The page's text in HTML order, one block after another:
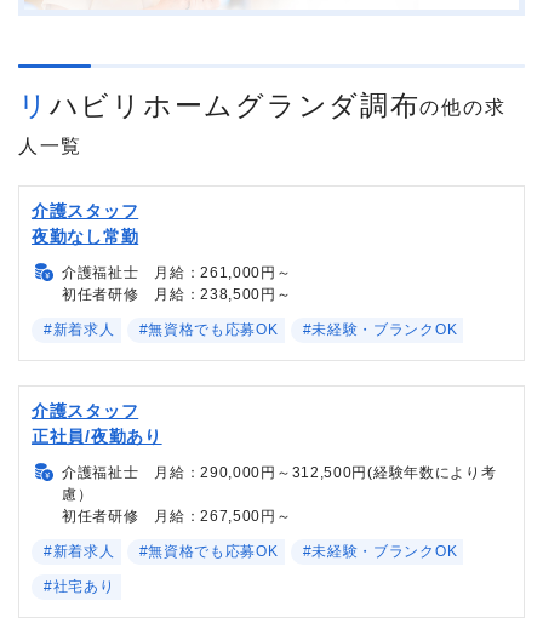
リハビリホームグランダ調布の他の求
人一覧
介護スタッフ
夜勤なし常勤
介護福祉士 月給：261,000円～
初任者研修 月給：238,500円～
#新着求人 #無資格でも応募OK #未経験・ブランクOK
介護スタッフ
正社員/夜勤あり
介護福祉士 月給：290,000円～312,500円(経験年数により考
慮）
初任者研修 月給：267,500円～
#新着求人 #無資格でも応募OK #未経験・ブランクOK
#社宅あり